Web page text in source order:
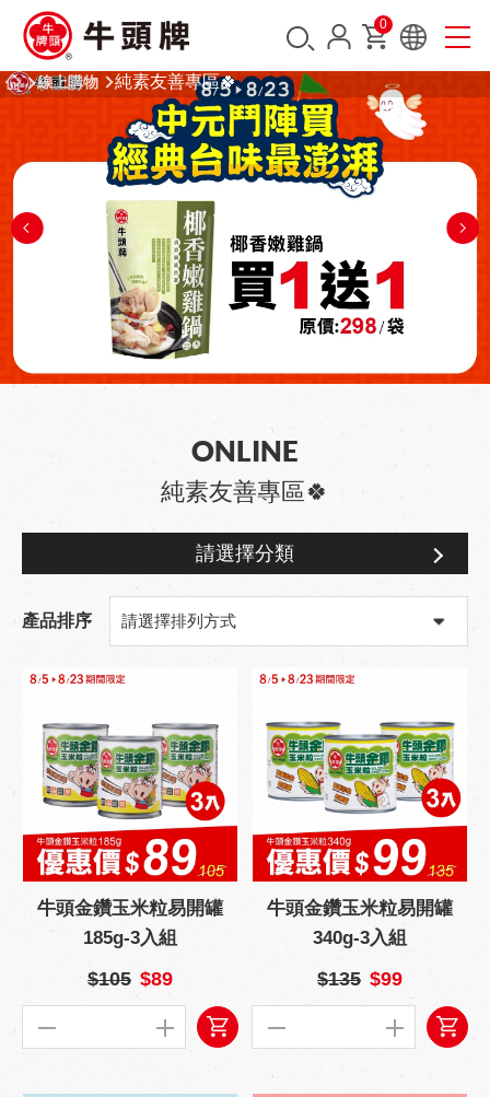
0
線上購物 純素友善專區🍀
ONLINE
純素友善專區🍀
請選擇分類
純素友善專區🍀
產品排序
牛頭金鑽玉米粒易開罐
185g-3入組
$105 $89
牛頭金鑽玉米粒易開罐
340g-3入組
$135 $99